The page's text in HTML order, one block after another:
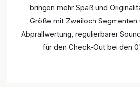
bringen mehr Spaß und
Größe mit Zweiloch Segmenten
Abprallwertung, regulierbarer
für den Check-Out bei den